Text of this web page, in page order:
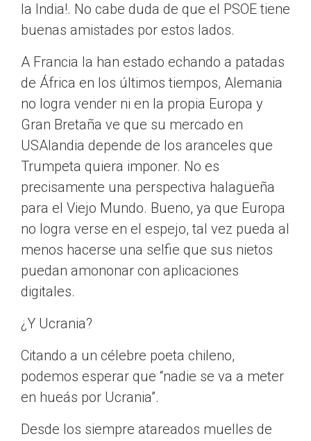
la India!. No cabe duda de que el PSOE tiene
buenas amistades por estos lados.
A Francia la han estado echando a patadas
de África en los últimos tiempos, Alemania
no logra vender ni en la propia Europa y
Gran Bretaña ve que su mercado en
USAlandia depende de los aranceles que
Trumpeta quiera imponer. No es
precisamente una perspectiva halagüeña
para el Viejo Mundo. Bueno, ya que Europa
no logra verse en el espejo, tal vez pueda al
menos hacerse una selfie que sus nietos
puedan amononar con aplicaciones
digitales.
¿Y Ucrania?
Citando a un célebre poeta chileno,
podemos esperar que “nadie se va a meter
en hueás por Ucrania”.
Desde los siempre atareados muelles de